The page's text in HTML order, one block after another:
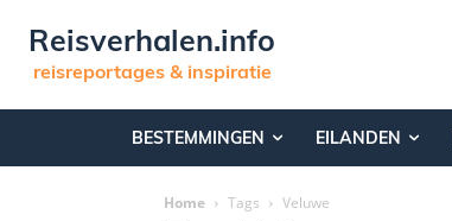
Reisverhalen.info
reisreportages & inspiratie
BESTEMMINGEN EILANDEN
Home Tags Veluwe